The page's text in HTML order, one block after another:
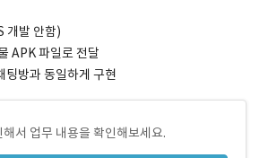
개발 안함)
APK 파일로 전달
팅방과 동일하게 구현
서 업무 내용을 확인해보세요.